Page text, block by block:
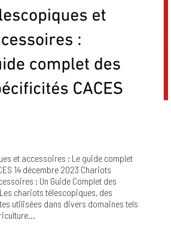
et accessoires : Le guide complet
14 décembre 2023 Chariots
: Un Guide Complet des
chariots télescopiques, des
utilisées dans divers domaines tels